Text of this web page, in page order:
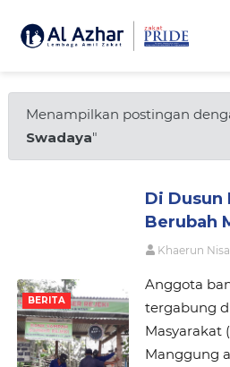
Menampilkan postingan
Swadaya"
BERITA
Di Dusun
Berubah
Khaerun Nisa
Anggota
tergabung
Masyarakat
Manggung